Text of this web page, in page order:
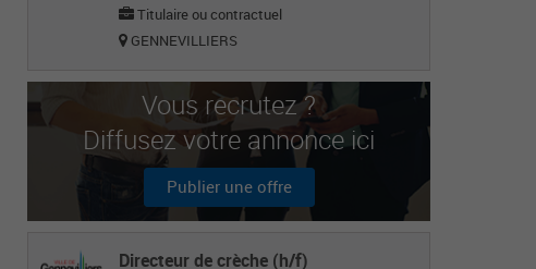
Titulaire ou contractuel
GENNEVILLIERS
Vous recrutez ?
Diffusez votre annonce ici
Publier une offre
Directeur de crèche (h/f)